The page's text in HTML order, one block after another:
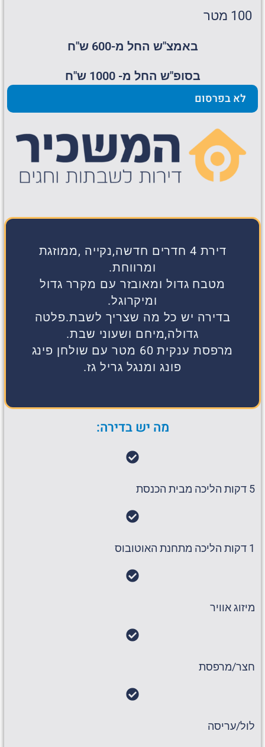
100 מטר
באמצ"ש החל מ-600 ש"ח
בסופ"ש החל מ- 1000 ש"ח
לא בפרסום
דירת 4 חדרים חדשה,נקייה ,ממוזגת
ומרווחת.
מטבח גדול ומאובזר עם מקרר גדול
ומיקרוגל.
בדירה יש כל מה שצריך לשבת.פלטה
גדולה,מיחם ושעוני שבת.
מרפסת ענקית 60 מטר עם שולחן פינג
פונג ומנגל גריל גז.
מה יש בדירה:
5 דקות הליכה מבית הכנסת
1 דקות הליכה מתחנת האוטובוס
מיזוג אוויר
חצר/מרפסת
לול/עריסה